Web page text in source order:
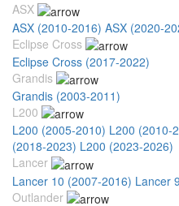
ASX
ASX (2010-2016) ASX (2020-
Eclipse Cross
Eclipse Cross (2017-2022)
Grandis
Grandis (2003-2011)
L200
L200 (2005-2010) L200 (2010-
(2018-2023) L200 (2023-2026)
Lancer
Lancer 10 (2007-2016) Lancer
Outlander